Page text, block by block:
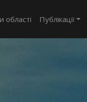
області Публікації